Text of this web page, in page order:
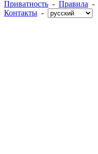
Приватность - Правила -
Контакты -